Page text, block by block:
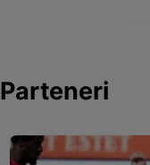
Parteneri